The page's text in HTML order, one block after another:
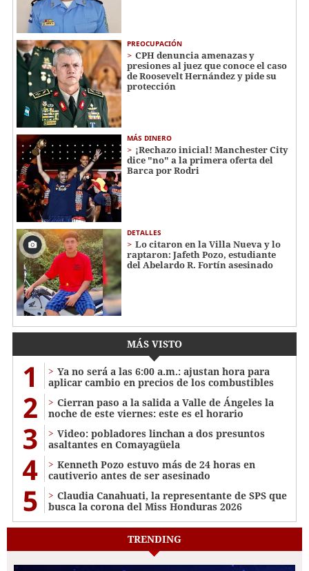
PREOCUPACIÓN
CPH denuncia amenazas y
presiones al juez que conoce el caso
de Roosevelt Hernández y pide su
protección
MÁS DINERO
¡Rechazo inicial! Manchester City
dice "no" a la primera oferta del
Barca por Rodri
DETALLES
Lo citaron en la Villa Nueva y lo
raptaron: Jafeth Pozo, estudiante
del Abelardo R. Fortín asesinado
MÁS VISTO
1
Ya no será a las 6:00 a.m.: ajustan hora para
aplicar cambio en precios de los combustibles
2
Cierran paso a la salida a Valle de Ángeles la
noche de este viernes: este es el horario
3
Video: pobladores linchan a dos presuntos
asaltantes en Comayagüela
4
Kenneth Pozo estuvo más de 24 horas en
cautiverio antes de ser asesinado
5
Claudia Canahuati, la representante de SPS que
busca la corona del Miss Honduras 2026
TRENDING